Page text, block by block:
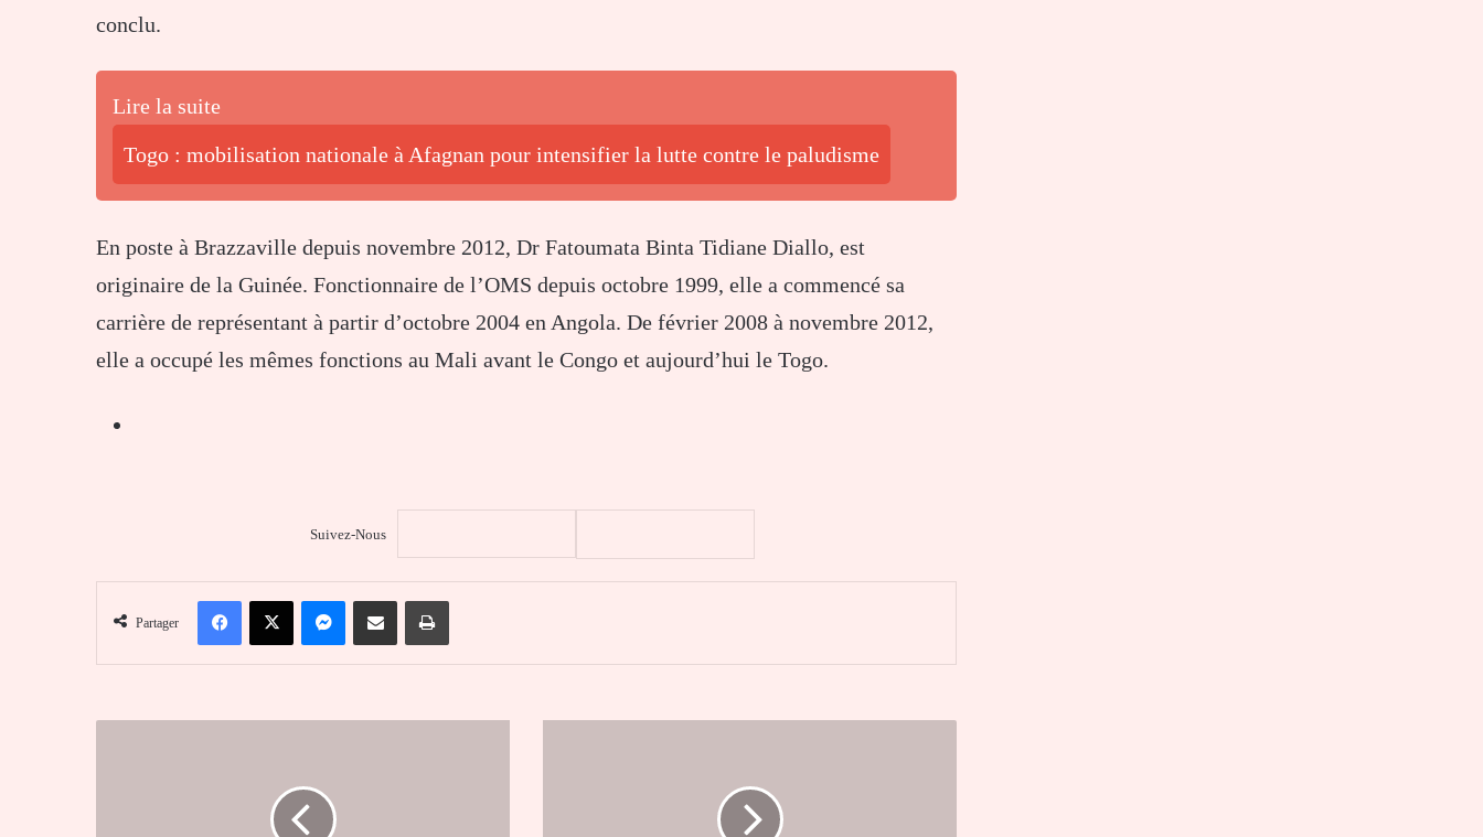
conclu.
Lire la suite
Togo : mobilisation nationale à Afagnan pour intensifier la lutte contre le paludisme
En poste à Brazzaville depuis novembre 2012, Dr Fatoumata Binta Tidiane Diallo, est
originaire de la Guinée. Fonctionnaire de l’OMS depuis octobre 1999, elle a commencé sa
carrière de représentant à partir d’octobre 2004 en Angola. De février 2008 à novembre 2012,
elle a occupé les mêmes fonctions au Mali avant le Congo et aujourd’hui le Togo.
Suivez-Nous
Partager
FacebookX MessengerPartager par email Imprimer